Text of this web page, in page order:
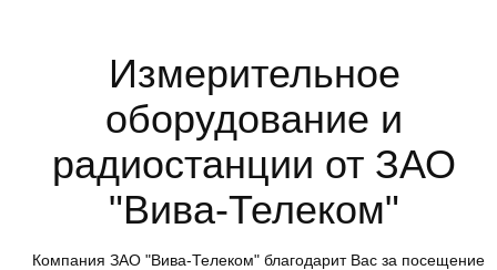
Измерительное
оборудование и
радиостанции от ЗАО
"Вива-Телеком"
Компания ЗАО "Вива-Телеком" благодарит Вас за посещение